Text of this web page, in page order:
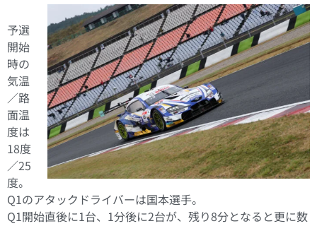
予選
開始
時の
気温
／路
面温
度は
18度
／25
度。
Q1のアタックドライバーは国本選手。
Q1開始直後に1台、1分後に2台が、残り8分となると更に数